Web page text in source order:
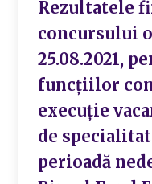
Rezultatele
concursului
25.08.2021,
funcțiilor
execuție
de
perioadă